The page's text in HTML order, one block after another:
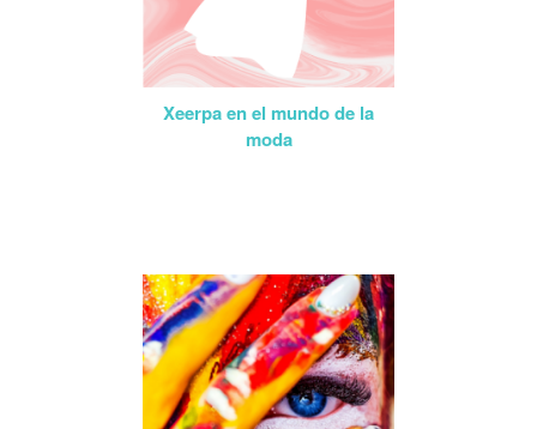
Xeerpa en el mundo de la
moda